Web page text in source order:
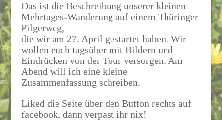
Das ist die Beschreibung unserer kleinen
Mehrtages-Wanderung auf einem Thüringer
Pilgerweg,
die wir am 27. April gestartet haben. Wir
wollen euch tagsüber mit Bildern und
Eindrücken von der Tour versorgen. Am
Abend will ich eine kleine
Zusammenfassung schreiben.
Liked die Seite über den Button rechts auf
facebook, dann verpast ihr nix!